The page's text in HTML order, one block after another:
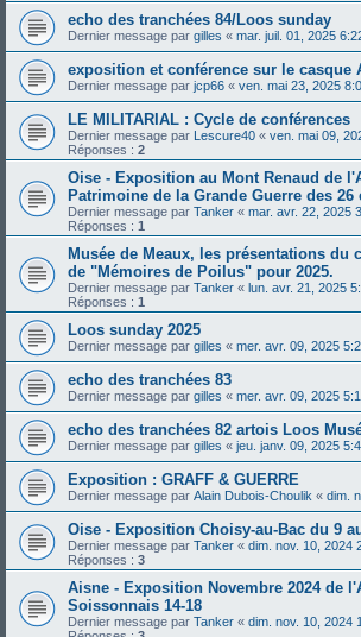
echo des tranchées 84/Loos sunday
Dernier message par gilles « mar. juil. 01, 2025
exposition et conférence sur le casque
Dernier message par jcp66 « ven. mai 23, 2025
LE MILITARIAL : Cycle de conférences
Dernier message par Lescure40 « ven. mai 09,
Réponses : 2
Oise - Exposition au Mont Renaud de
Patrimoine de la Grande Guerre des 26
Dernier message par Tanker « mar. avr. 22, 2025
Réponses : 1
Musée de Meaux, les présentations du
de "Mémoires de Poilus" pour 2025.
Dernier message par Tanker « lun. avr. 21, 2025
Réponses : 1
Loos sunday 2025
Dernier message par gilles « mer. avr. 09, 2025
echo des tranchées 83
Dernier message par gilles « mer. avr. 09, 2025
echo des tranchées 82 artois Loos
Dernier message par gilles « jeu. janv. 09, 2025
Exposition : GRAFF & GUERRE
Dernier message par Alain Dubois-Choulik « dim.
Oise - Exposition Choisy-au-Bac du 9
Dernier message par Tanker « dim. nov. 10, 2024
Réponses : 3
Aisne - Exposition Novembre 2024 de
Soissonnais 14-18
Dernier message par Tanker « dim. nov. 10, 2024